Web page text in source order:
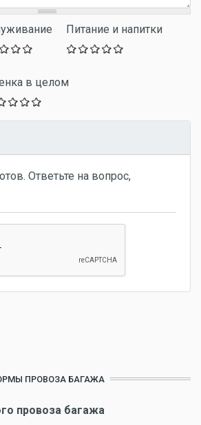
Питание и напитки
в целом
Ответьте на вопрос,
ПРОВОЗА БАГАЖА
провоза багажа